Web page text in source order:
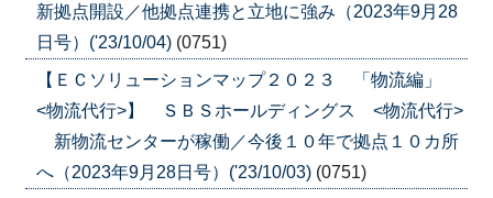
新拠点開設／他拠点連携と立地に強み（2023年9月28
日号）('23/10/04) (0751)
【ＥＣソリューションマップ２０２３ 「物流編」
<物流代行>】 ＳＢＳホールディングス <物流代行>
新物流センターが稼働／今後１０年で拠点１０カ所
へ（2023年9月28日号）('23/10/03) (0751)